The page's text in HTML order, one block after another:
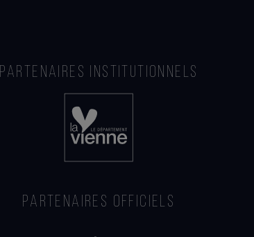
PARTENAIRES INSTITUTIONNELS
PARTENAIRES OFFICIELS